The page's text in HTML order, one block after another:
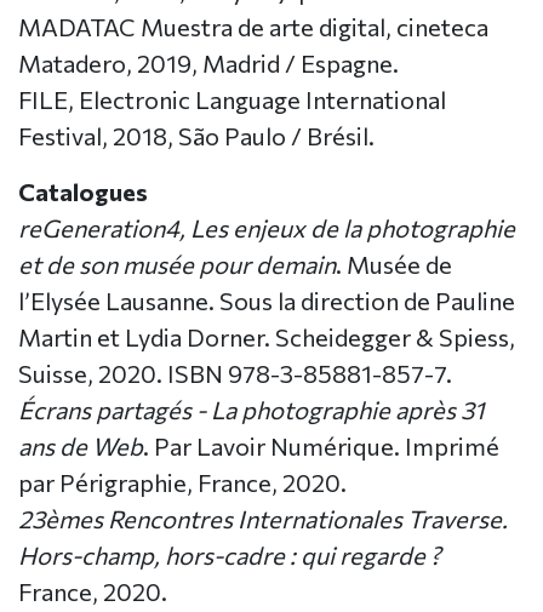
MADATAC Muestra de arte digital, cineteca
Matadero, 2019, Madrid / Espagne.
FILE, Electronic Language International
Festival, 2018, São Paulo / Brésil.
Catalogues
reGeneration4, Les enjeux de la photographie
et de son musée pour demain. Musée de
l’Elysée Lausanne. Sous la direction de Pauline
Martin et Lydia Dorner. Scheidegger & Spiess,
Suisse, 2020. ISBN 978-3-85881-857-7.
Écrans partagés - La photographie après 31
ans de Web. Par Lavoir Numérique. Imprimé
par Périgraphie, France, 2020.
23èmes Rencontres Internationales Traverse.
Hors-champ, hors-cadre : qui regarde ?
France, 2020.